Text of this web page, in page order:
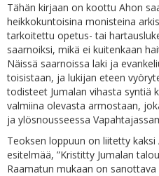
Tähän kirjaan on koottu Ahon
heikkokuntoisina monisteina
tarkoitettu opetus- tai
saarnoiksi, mikä ei kuitenkaan
Näissä saarnoissa laki ja
toisistaan, ja lukijan eteen
todisteet Jumalan vihasta syntiä
valmiina olevasta armostaan,
ja ylösnousseessa
Teoksen loppuun on liitetty
esitelmää, ”Kristitty Jumalan
Raamatun mukaan on